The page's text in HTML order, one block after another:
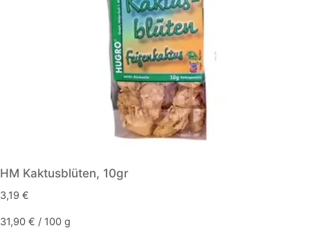
HM Kaktusblüten, 10gr
3,19 €
31,90 € / 100 g